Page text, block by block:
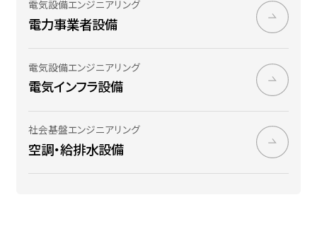
電気設備エンジニアリング
電力​事業者​設備
電気設備エンジニアリング
電気インフラ設備
社会基盤エンジニアリング
空調・給​排水設​備